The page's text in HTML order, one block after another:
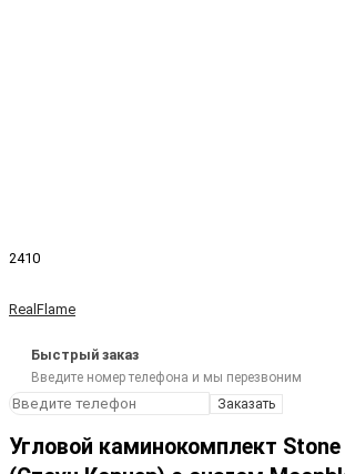
2410
RealFlame
Быстрый заказ
Введите номер телефона и мы перезвоним
Заказать
Угловой каминокомплект